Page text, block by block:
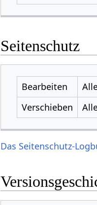
Seitenschutz
Bearbeiten
Verschieben
Das Seitenschutz-